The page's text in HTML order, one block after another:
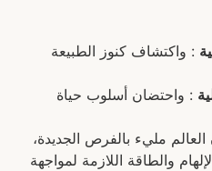
: واكتشاف كنوز الطبيعة
: واحتضان أسلوب حياة
مليء بالفرص الجديدة،
والطاقة اللازمة لمواجهة